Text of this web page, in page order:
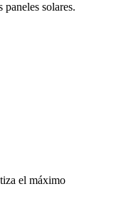
solares.
el máximo